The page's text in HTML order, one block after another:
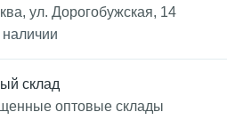
ул. Дорогобужская, 14
наличии
склад
оптовые склады